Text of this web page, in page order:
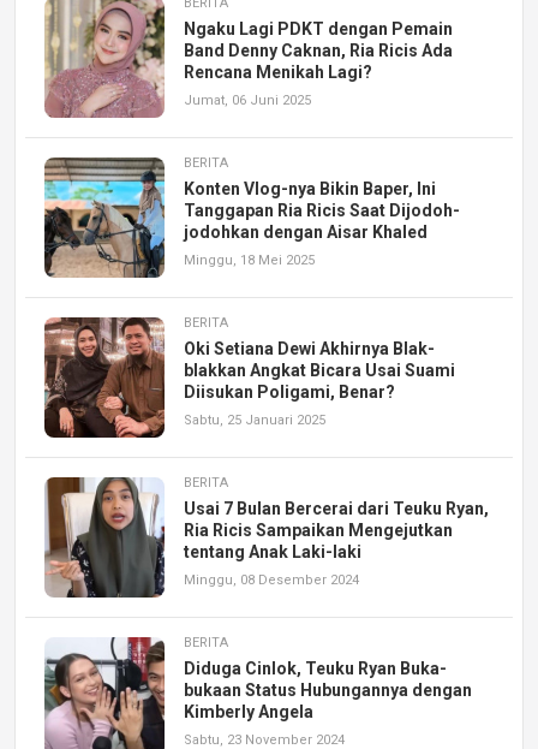
Ngaku Lagi PDKT dengan Pemain
Band Denny Caknan, Ria Ricis Ada
Rencana Menikah Lagi?
Jumat, 06 Juni 2025
BERITA
Konten Vlog-nya Bikin Baper, Ini
Tanggapan Ria Ricis Saat Dijodoh-
jodohkan dengan Aisar Khaled
Minggu, 18 Mei 2025
BERITA
Oki Setiana Dewi Akhirnya Blak-
blakkan Angkat Bicara Usai Suami
Diisukan Poligami, Benar?
Sabtu, 25 Januari 2025
BERITA
Usai 7 Bulan Bercerai dari Teuku Ryan,
Ria Ricis Sampaikan Mengejutkan
tentang Anak Laki-laki
Minggu, 08 Desember 2024
BERITA
Diduga Cinlok, Teuku Ryan Buka-
bukaan Status Hubungannya dengan
Kimberly Angela
Sabtu, 23 November 2024